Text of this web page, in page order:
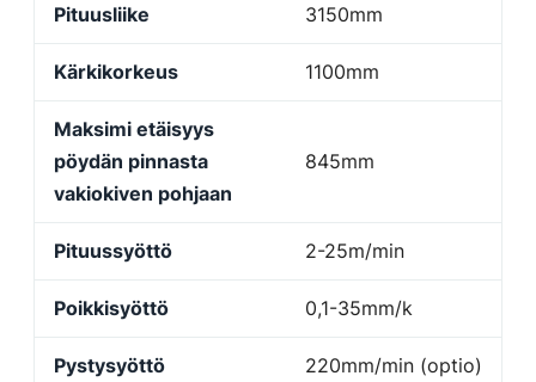
Pituusliike 3150mm
Kärkikorkeus 1100mm
Maksimi etäisyys
pöydän pinnasta
vakiokiven pohjaan
845mm
Pituussyöttö 2-25m/min
Poikkisyöttö 0,1-35mm/k
Pystysyöttö 220mm/min (optio)